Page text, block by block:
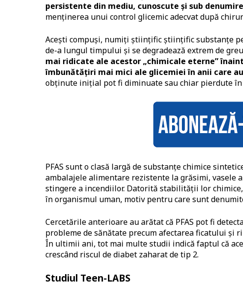
persistente din mediu, cunoscute și sub
menținerea unui control glicemic adecvat după
Acești compuși, numiți științific științific substanțe
de-a lungul timpului și se degradează extrem de
mai ridicate ale acestor „chimicale eterne”
îmbunătățiri mai mici ale glicemiei în anii care
obținute inițial pot fi diminuate sau chiar pierdute în
PFAS sunt o clasă largă de substanțe chimice
ambalajele alimentare rezistente la grăsimi, vasele
stingere a incendiilor. Datorită stabilității lor
în organismul uman, motiv pentru care sunt
Cercetările anterioare au arătat că PFAS pot fi
probleme de sănătate precum afectarea ficatului și
În ultimii ani, tot mai multe studii indică faptul că
crescând riscul de diabet zaharat de tip 2.
Studiul Teen-LABS